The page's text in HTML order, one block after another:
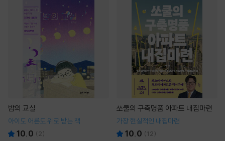
밤의 교실
아이도 어른도 위로 받는 책
10.0 ( 2)
쏘쿨의 구축명품 아파트 내집마련
가장 현실적인 내집마련
10.0 (12)